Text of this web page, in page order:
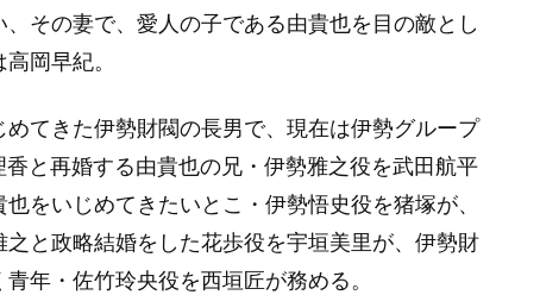
その妻で、愛人の子である由貴也を目の敵とし
岡早紀。
てきた伊勢財閥の長男で、現在は伊勢グループ
と再婚する由貴也の兄・伊勢雅之役を武田航平
をいじめてきたいとこ・伊勢悟史役を猪塚が、
と政略結婚をした花歩役を宇垣美里が、伊勢財
年・佐竹玲央役を西垣匠が務める。